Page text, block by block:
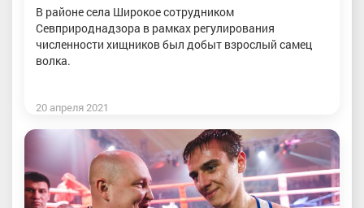
В районе села Широкое сотрудником
Севприроднадзора в рамках регулирования
численности хищников был добыт взрослый самец
волка.
20 апреля 2021